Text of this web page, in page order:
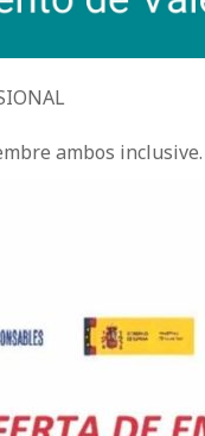
ambos inclusive.